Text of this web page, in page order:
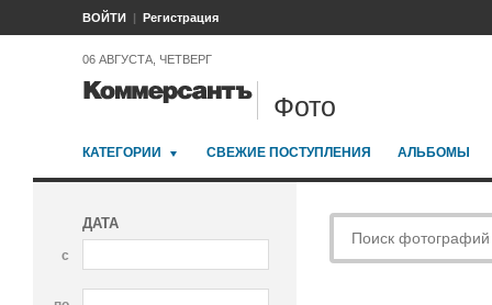
ВОЙТИ Регистрация
06 АВГУСТА, ЧЕТВЕРГ
Фото
КАТЕГОРИИ СВЕЖИЕ ПОСТУПЛЕНИЯ АЛЬБОМЫ
ДАТА
с